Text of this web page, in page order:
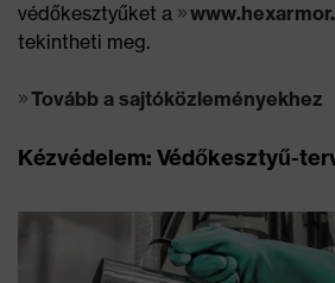
védőkesztyűket a
tekintheti meg.
Tovább a sajtóközleményekhez
Kézvédelem: Védőkesztyű-